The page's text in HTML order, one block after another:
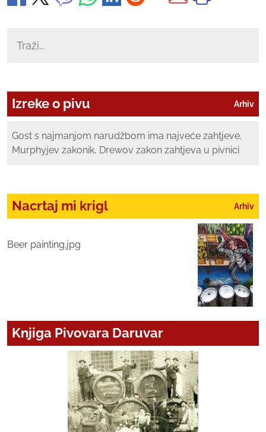
Arhiv
Izreke o pivu
Gost s najmanjom narudžbom ima najveće zahtjeve.
Murphyjev zakonik, Drewov zakon zahtjeva u pivnici
Arhiv
Nacrtaj mi krigl
Beer painting.jpg
Knjiga Pivovara Daruvar